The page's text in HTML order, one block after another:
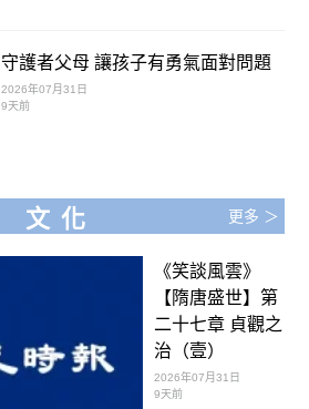
守護者父母 讓孩子有勇氣面對問題
2026年07月31日
9天前
文化 更多 ＞
《笑談風雲》
【隋唐盛世】第
二十七章 貞觀之
治（壹）
2026年07月31日
9天前